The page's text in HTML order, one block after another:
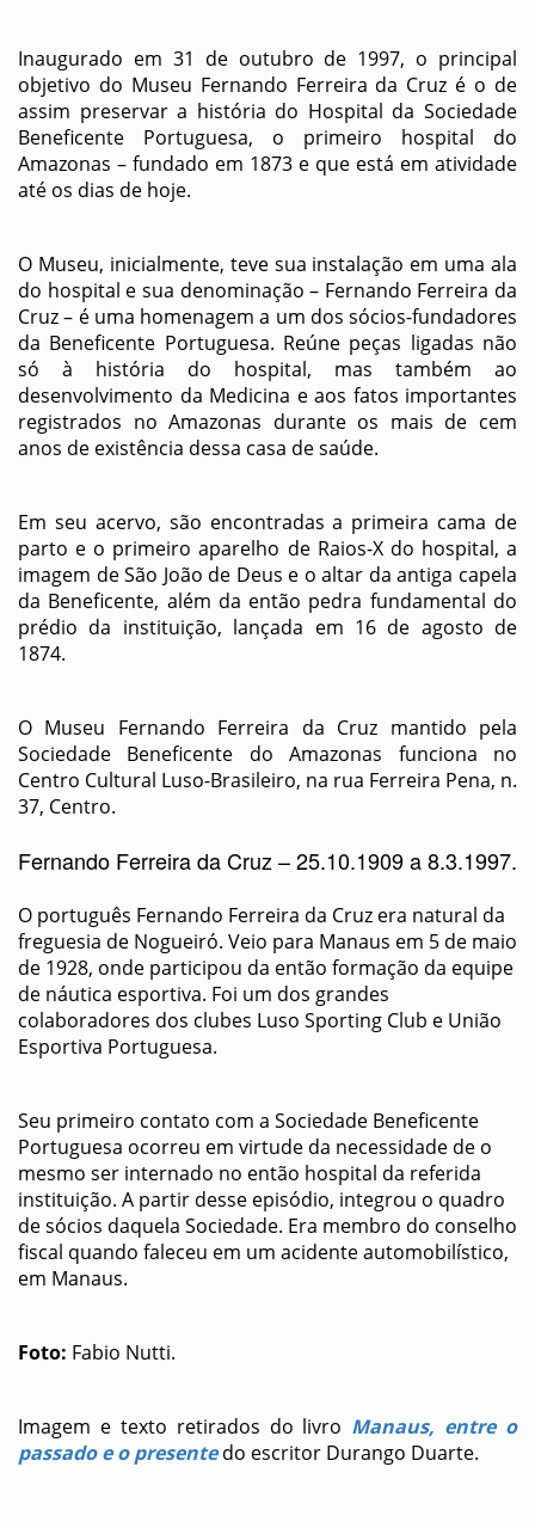
Inaugurado em 31 de outubro de 1997, o principal
objetivo do Museu Fernando Ferreira da Cruz é o de
assim preservar a história do Hospital da Sociedade
Beneficente Portuguesa, o primeiro hospital do
Amazonas – fundado em 1873 e que está em atividade
até os dias de hoje.
O Museu, inicialmente, teve sua instalação em uma ala
do hospital e sua denominação – Fernando Ferreira da
Cruz – é uma homenagem a um dos sócios-fundadores
da Beneficente Portuguesa. Reúne peças ligadas não
só à história do hospital, mas também ao
desenvolvimento da Medicina e aos fatos importantes
registrados no Amazonas durante os mais de cem
anos de existência dessa casa de saúde.
Em seu acervo, são encontradas a primeira cama de
parto e o primeiro aparelho de Raios-X do hospital, a
imagem de São João de Deus e o altar da antiga capela
da Beneficente, além da então pedra fundamental do
prédio da instituição, lançada em 16 de agosto de
1874.
O Museu Fernando Ferreira da Cruz mantido pela
Sociedade Beneficente do Amazonas funciona no
Centro Cultural Luso-Brasileiro, na rua Ferreira Pena, n.
37, Centro.
Fernando Ferreira da Cruz – 25.10.1909 a 8.3.1997.
O português Fernando Ferreira da Cruz era natural da
freguesia de Nogueiró. Veio para Manaus em 5 de maio
de 1928, onde participou da então formação da equipe
de náutica esportiva. Foi um dos grandes
colaboradores dos clubes Luso Sporting Club e União
Esportiva Portuguesa.
Seu primeiro contato com a Sociedade Beneficente
Portuguesa ocorreu em virtude da necessidade de o
mesmo ser internado no então hospital da referida
instituição. A partir desse episódio, integrou o quadro
de sócios daquela Sociedade. Era membro do conselho
fiscal quando faleceu em um acidente automobilístico,
em Manaus.
Foto: Fabio Nutti.
Imagem e texto retirados do livro Manaus, entre o
passado e o presentedo escritor Durango Duarte.